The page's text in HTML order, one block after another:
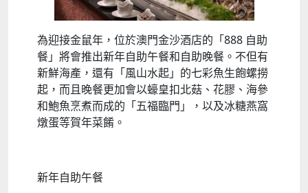
為迎接金鼠年，位於澳門金沙酒店的「888 自助
餐」將會推出新年自助午餐和自助晚餐。不但有
新鮮海產，還有「風山水起」的七彩魚生飽螺撈
起，而且晚餐更加會以蠔皇扣北菇、花膠、海參
和鮑魚烹煮而成的「五福臨門」，以及冰糖燕窩
燉蛋等賀年菜餚。
新年自助午餐